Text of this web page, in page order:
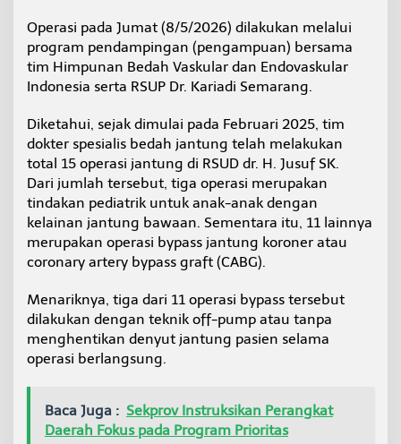
i
J
a
n
t
n
k
e
-
1
d
i
K
l
a
r
Operasi pada Jumat (8/5/2026) dilakukan melalui
program pendampingan (pengampuan) bersama
tim Himpunan Bedah Vaskular dan Endovaskular
Indonesia serta RSUP Dr. Kariadi Semarang.
Diketahui, sejak dimulai pada Februari 2025, tim
dokter spesialis bedah jantung telah melakukan
total 15 operasi jantung di RSUD dr. H. Jusuf SK.
Dari jumlah tersebut, tiga operasi merupakan
tindakan pediatrik untuk anak-anak dengan
kelainan jantung bawaan. Sementara itu, 11 lainnya
merupakan operasi bypass jantung koroner atau
coronary artery bypass graft (CABG).
Menariknya, tiga dari 11 operasi bypass tersebut
dilakukan dengan teknik off-pump atau tanpa
menghentikan denyut jantung pasien selama
operasi berlangsung.
Baca Juga : Sekprov Instruksikan Perangkat
Daerah Fokus pada Program Prioritas